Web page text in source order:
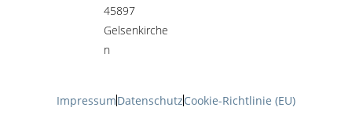
45897
Gelsenkirche
n
ImpressumDatenschutzCookie-Richtlinie (EU)